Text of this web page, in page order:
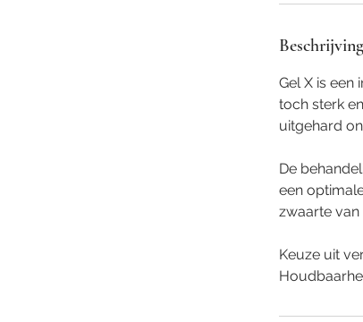
Gel X is
toch sterk
uitgehard
De
een
zwaarte
Keuze uit